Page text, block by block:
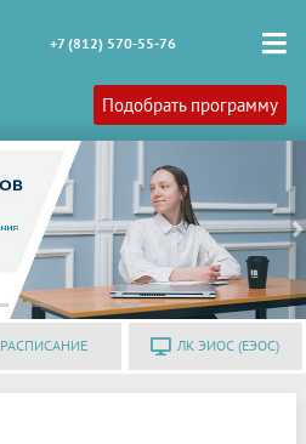
+7 (812) 570-55-76
Подобрать программу
РАСПИСАНИЕ ЛК ЭИОС (ЕЭОС)